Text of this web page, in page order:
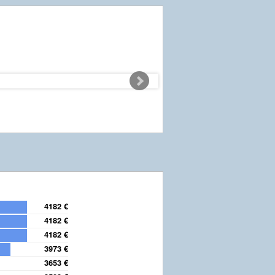
4182 €
4182 €
4182 €
3973 €
3653 €